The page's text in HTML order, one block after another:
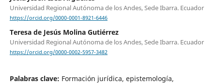
Universidad Regional Autónoma de los Andes, Sede Ibarra. Ecuador
https://orcid.org/0000-0001-8921-6446
Teresa de Jesús Molina Gutiérrez
Universidad Regional Autónoma de los Andes, Sede Ibarra. Ecuador
https://orcid.org/0000-0002-5957-3482
Palabras clave: Formación jurídica, epistemología,